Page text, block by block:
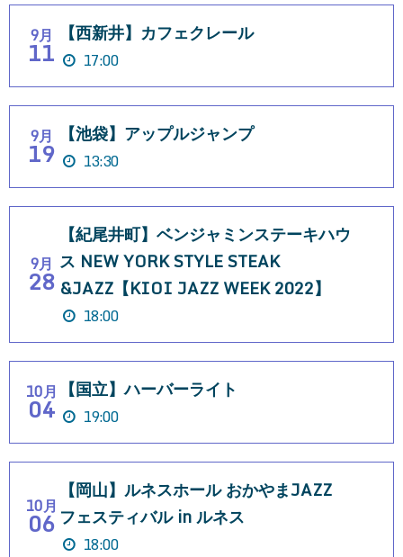
9月
11
【西新井】カフェクレール
17:00
9月
19
【池袋】アップルジャンプ
13:30
9月
28
【紀尾井町】ベンジャミンステーキハウ
ス NEW YORK STYLE STEAK
&JAZZ【KIOI JAZZ WEEK 2022】
18:00
10月
04
【国立】ハーバーライト
19:00
10月
06
【岡山】ルネスホール おかやまJAZZ
フェスティバル in ルネス
18:00